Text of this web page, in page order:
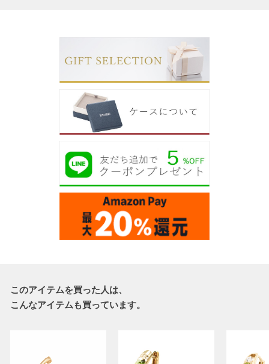
このアイテムを買った人は、
こんなアイテムも買っています。